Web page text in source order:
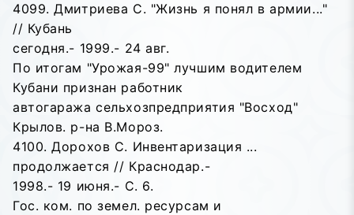
4099. Дмитриева С. "Жизнь я понял в армии..."
// Кубань
сегодня.- 1999.- 24 авг.
По итогам "Урожая-99" лучшим водителем
Кубани признан работник
автогаража сельхозпредприятия "Восход"
Крылов. р-на В.Мороз.
4100. Дорохов С. Инвентаризация ...
продолжается // Краснодар.-
1998.- 19 июня.- С. 6.
Гос. ком. по земел. ресурсам и